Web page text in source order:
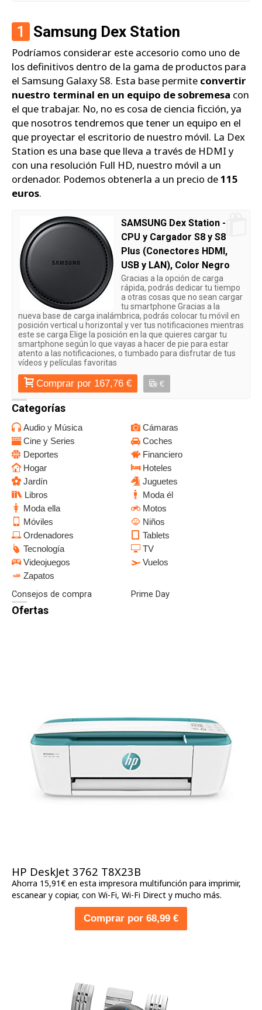
1 Samsung Dex Station
Podríamos considerar este accesorio como uno de
los definitivos dentro de la gama de productos para
el Samsung Galaxy S8. Esta base permite convertir
nuestro terminal en un equipo de sobremesa con
el que trabajar. No, no es cosa de ciencia ficción, ya
que nosotros tendremos que tener un equipo en el
que proyectar el escritorio de nuestro móvil. La Dex
Station es una base que lleva a través de HDMI y
con una resolución Full HD, nuestro móvil a un
ordenador. Podemos obtenerla a un precio de115
euros.
SAMSUNG Dex Station -
CPU y Cargador S8 y S8
Plus (Conectores HDMI,
USB y LAN), Color Negro
Gracias a la opción de carga
rápida, podrás dedicar tu tiempo
a otras cosas que no sean cargar
tu smartphone Gracias a la
nueva base de carga inalámbrica, podrás colocar tu móvil en
posición vertical u horizontal y ver tus notificaciones mientras
este se carga Elige la posición en la que quieres cargar tu
smartphone según lo que vayas a hacer de pie para estar
atento a las notificaciones, o tumbado para disfrutar de tus
vídeos y películas favoritas
Comprar por 167,76 € €
Categorías
Audio y Música
Cámaras
Cine y Series
Coches
Deportes
Financiero
Hogar
Hoteles
Jardín
Juguetes
Libros
Moda él
Moda ella
Motos
Móviles
Niños
Ordenadores
Tablets
Tecnología
TV
Videojuegos
Vuelos
Zapatos
Consejos de compra Prime Day
Ofertas
HP DeskJet 3762 T8X23B
Ahorra 15,91€ en esta impresora multifunción para imprimir,
escanear y copiar, con Wi-Fi, Wi-Fi Direct y mucho más.
Comprar por 68,99 €